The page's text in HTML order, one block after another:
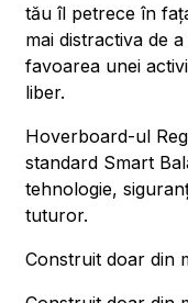
tău îl petrece în
mai distractiva de
favoarea unei
liber.
Hoverboard-ul
standard Smart
tehnologie,
tuturor.
Construit doar din